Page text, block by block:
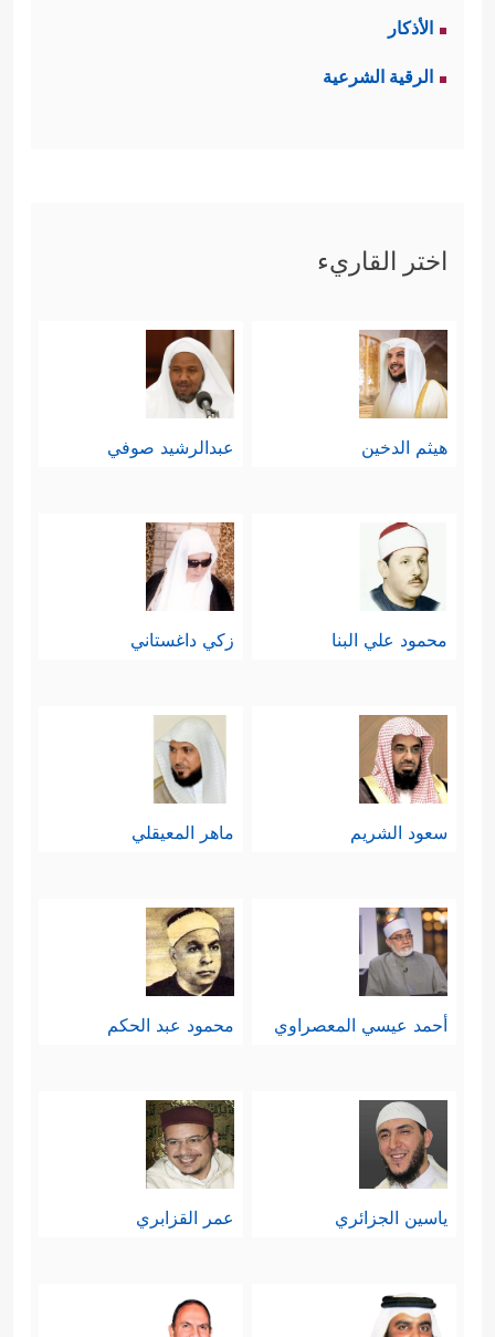
الأذكار
الرقية الشرعية
اختر القاريء
هيثم الدخين عبدالرشيد صوفي
محمود علي البنا زكي داغستاني
سعود الشريم ماهر المعيقلي
أحمد عيسي المعصراوي محمود عبد الحكم
ياسين الجزائري عمر القزابري